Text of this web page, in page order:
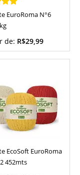
EuroRoma N°6
de: R$29,99
EcoSoft EuroRoma
452mts